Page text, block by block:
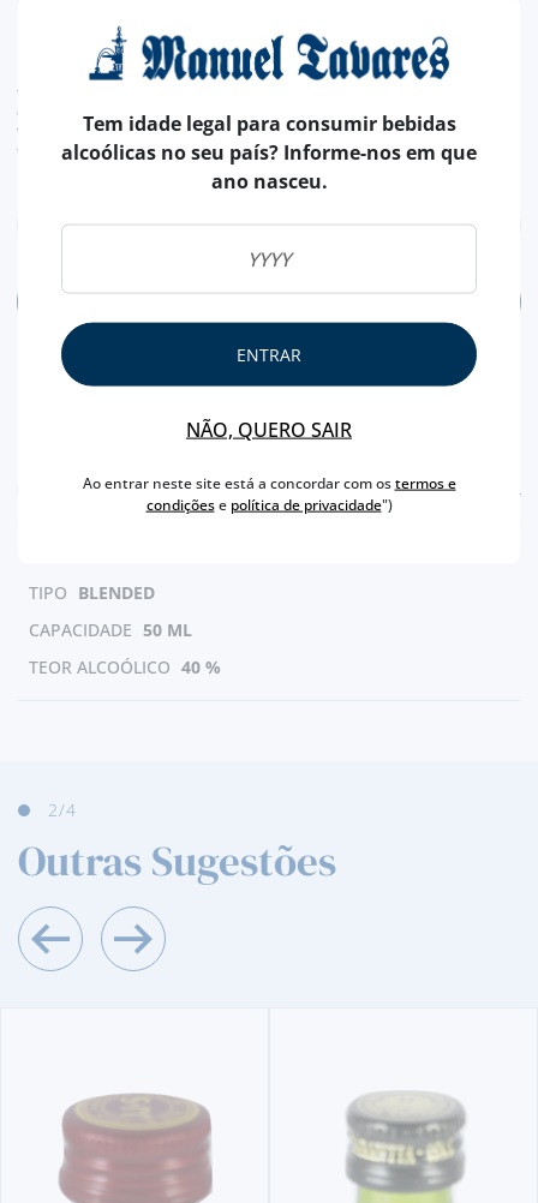
70€
TAXA LEGAL EM VIGOR INCLUÍDO.
despesas de envio calculadas na finalização da compra
valor de conversão meramente indicativo, sendo a transação da encomenda, efetuada
em euros (€).
ADICIONAR
CARACTERÍSTICAS
TIPO BLENDED
CAPACIDADE 50 ML
TEOR ALCOÓLICO 40 %
3/4
Outras Sugestões
Tem idade legal para consumir bebidas
alcoólicas no seu país? Informe-nos em que
ano nasceu.
ENTRAR
NÃO, QUERO SAIR
Ao entrar neste site está a concordar com ostermos e
condiçõese política de privacidade")